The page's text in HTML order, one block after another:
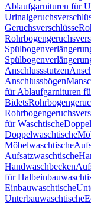
Ablaufgarnituren für
Geruchsverschlüsse
Anschlussstutzen
Anschlussbögen
für Ablaufgarnituren
Bidets
für Waschtische
Doppelwaschtische
Möbelwaschtische
Aufsatzwaschtische
Handwaschbecken
für
Einbauwaschtische
Unterbauwaschtische